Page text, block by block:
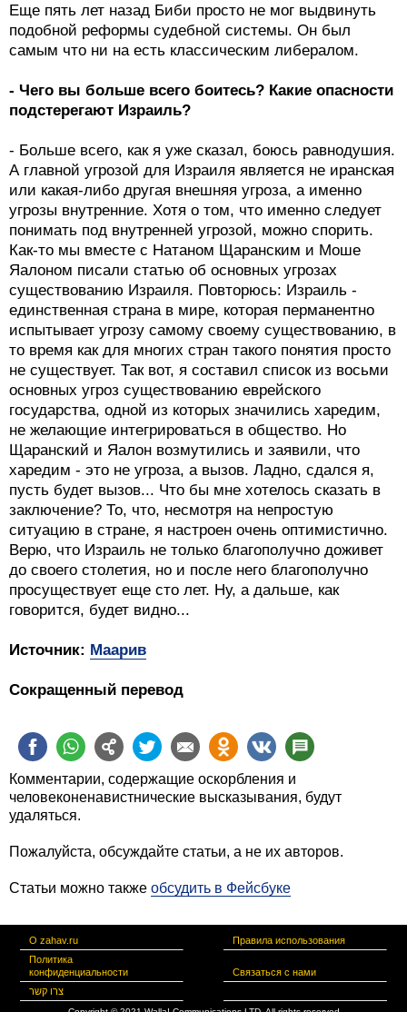
Еще пять лет назад Биби просто не мог выдвинуть
подобной реформы судебной системы. Он был
самым что ни на есть классическим либералом.
- Чего вы больше всего боитесь? Какие опасности
подстерегают Израиль?
- Больше всего, как я уже сказал, боюсь равнодушия.
А главной угрозой для Израиля является не иранская
или какая-либо другая внешняя угроза, а именно
угрозы внутренние. Хотя о том, что именно следует
понимать под внутренней угрозой, можно спорить.
Как-то мы вместе с Натаном Щаранским и Моше
Яалоном писали статью об основных угрозах
существованию Израиля. Повторюсь: Израиль -
единственная страна в мире, которая перманентно
испытывает угрозу самому своему существованию, в
то время как для многих стран такого понятия просто
не существует. Так вот, я составил список из восьми
основных угроз существованию еврейского
государства, одной из которых значились харедим,
не желающие интегрироваться в общество. Но
Щаранский и Яалон возмутились и заявили, что
харедим - это не угроза, а вызов. Ладно, сдался я,
пусть будет вызов... Что бы мне хотелось сказать в
заключение? То, что, несмотря на непростую
ситуацию в стране, я настроен очень оптимистично.
Верю, что Израиль не только благополучно доживет
до своего столетия, но и после него благополучно
просуществует еще сто лет. Ну, а дальше, как
говорится, будет видно...
Источник: Маарив
Сокращенный перевод
Комментарии, содержащие оскорбления и
человеконенавистнические высказывания, будут
удаляться.
Пожалуйста, обсуждайте статьи, а не их авторов.
Статьи можно также обсудить в Фейсбуке
О zahav.ru
Правила использования
Политика
конфиденциальности
Связаться с нами
צרו קשר